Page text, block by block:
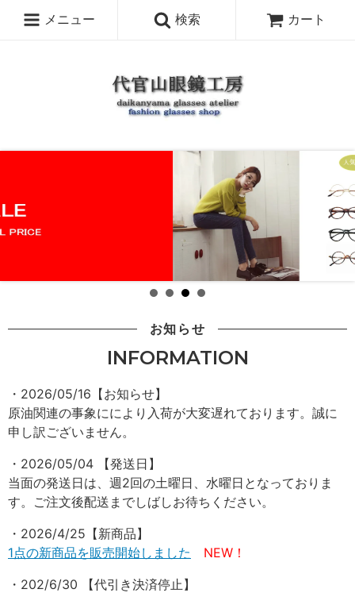
メニュー 検索 カート
お知らせ
INFORMATION
・2026/05/16【お知らせ】
原油関連の事象ににより入荷が大変遅れております。誠に
申し訳ございません。
・2026/05/04 【発送日】
当面の発送日は、週2回の土曜日、水曜日となっておりま
す。ご注文後配送までしばしお待ちください。
・2026/4/25【新商品】
1点の新商品を販売開始しました
NEW！
・202/6/30 【代引き決済停止】